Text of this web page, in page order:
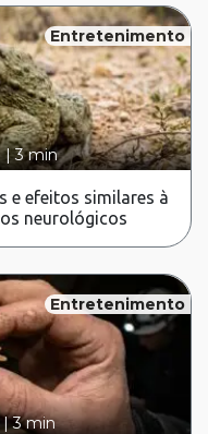
Entretenimento
|3 min
e efeitos similares à
neurológicos
Entretenimento
|3 min